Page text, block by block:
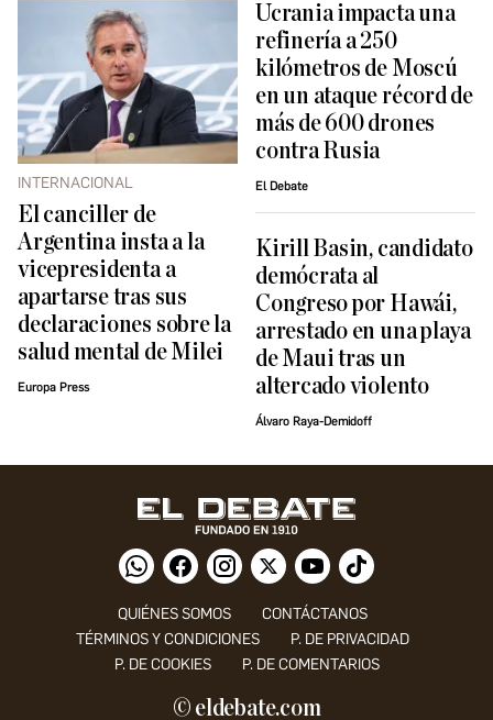
INTERNACIONAL
El canciller de
Argentina insta a la
vicepresidenta a
apartarse tras sus
declaraciones sobre la
salud mental de Milei
Europa Press
Ucrania impacta una
refinería a 250
kilómetros de Moscú
en un ataque récord de
más de 600 drones
contra Rusia
El Debate
Kirill Basin, candidato
demócrata al
Congreso por Hawái,
arrestado en una playa
de Maui tras un
altercado violento
Álvaro Raya-Demidoff
QUIÉNES SOMOS
CONTÁCTANOS
TÉRMINOS Y CONDICIONES
P. DE PRIVACIDAD
P. DE COOKIES
P. DE COMENTARIOS
© eldebate.com